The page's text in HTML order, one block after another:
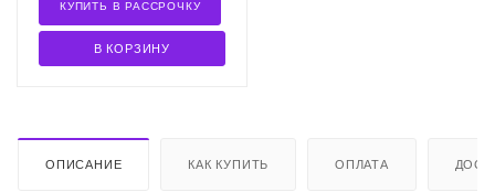
В КОРЗИНУ
КУПИТЬ В РАССРОЧКУ
ОПИСАНИЕ КАК КУПИТЬ ОПЛАТА